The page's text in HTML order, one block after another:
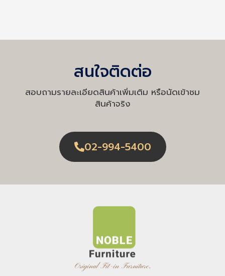
สนใจติดต่อ
สอบถามรายละเอียดสินค้าเพิ่มเติม หรือนัดเข้าชม
สินค้าจริง
02-994-5400